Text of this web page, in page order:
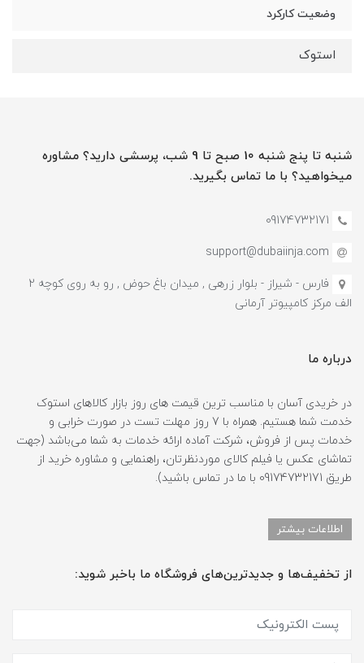
وضعیت کارکرد
استوک
شنبه تا پنج شنبه 10 صبح تا 9 شب، پرسشی دارید؟ مشاوره
میخواهید؟ با ما تماس بگیرید.
09174732171
support@dubaiinja.com
فارس - شیراز - بلوار زرهی , میدان باغ حوض , رو به روی کوچه 2
الف مرکز کامپیوتر آرمانی
درباره ما
در خریدی آسان با مناسب ترین قیمت های روز بازار کالاهای استوک
خدمت شما هستیم. همراه با 7 روز مهلت تست در صورت خرابی و
خدمات پس از فروش، شرکت آماده ارائه خدمات به شما می‌باشد (جهت
تماشای عکس یا فیلم کالای موردنظرتان، راهنمایی و مشاوره خرید از
طریق 09174732171 با ما در تماس باشید).
اطلاعات بیشتر
از تخفیف‌ها و جدیدترین‌های فروشگاه ما باخبر شوید: